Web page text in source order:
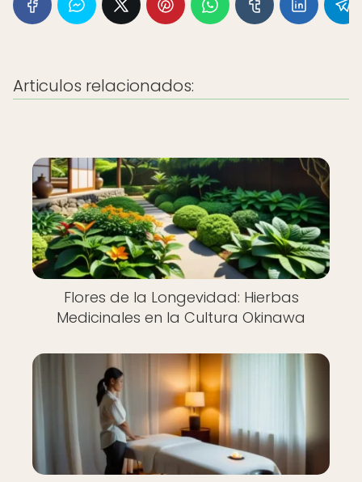
Articulos relacionados:
Flores de la Longevidad: Hierbas
Medicinales en la Cultura Okinawa